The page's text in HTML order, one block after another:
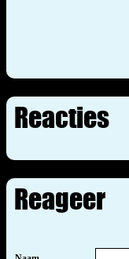
Reacties
Reageer